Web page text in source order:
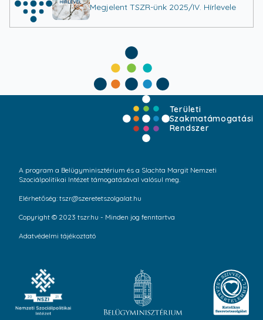
Megjelent TSZR-ünk 2025/IV. Hírlevele
Területi
Szakmatámogatási
Rendszer
A program a Belügyminisztérium és a Slachta Margit Nemzeti
Szociálpolitikai Intézet támogatásával valósul meg.
Elérhetőség: tszr@szeretetszolgalat.hu
Copyright © 2023 tszr.hu - Minden jog fenntartva
Adatvédelmi tájékoztató